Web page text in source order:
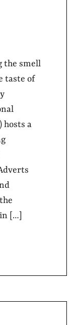
the smell
taste of
hosts a
[…]